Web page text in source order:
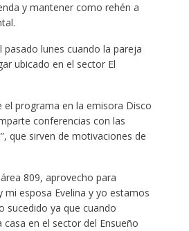
y mantener como rehén a
pasado lunes cuando la pareja
ubicado en el sector El
el programa en la emisora Disco
conferencias con las
que sirven de motivaciones de
809, aprovecho para
mi esposa Evelina y yo estamos
sucedido ya que cuando
en el sector del Ensueño